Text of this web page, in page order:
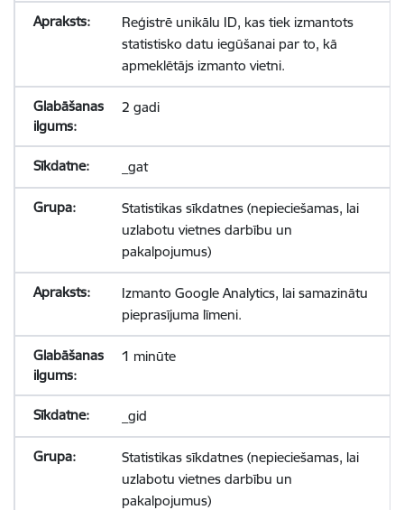
Reģistrē unikālu ID, kas tiek izmantots
statistisko datu iegūšanai par to, kā
apmeklētājs izmanto vietni.
2 gadi
_gat
Statistikas sīkdatnes (nepieciešamas, lai
uzlabotu vietnes darbību un
pakalpojumus)
Izmanto Google Analytics, lai samazinātu
pieprasījuma līmeni.
1 minūte
_gid
Statistikas sīkdatnes (nepieciešamas, lai
uzlabotu vietnes darbību un
pakalpojumus)